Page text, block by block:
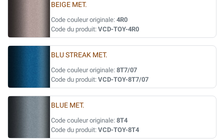
BEIGE MET.
Code couleur originale: 4R0
Code du produit: VCD-TOY-4R0
BLU STREAK MET.
Code couleur originale: 8T7/07
Code du produit: VCD-TOY-8T7/07
BLUE MET.
Code couleur originale: 8T4
Code du produit: VCD-TOY-8T4